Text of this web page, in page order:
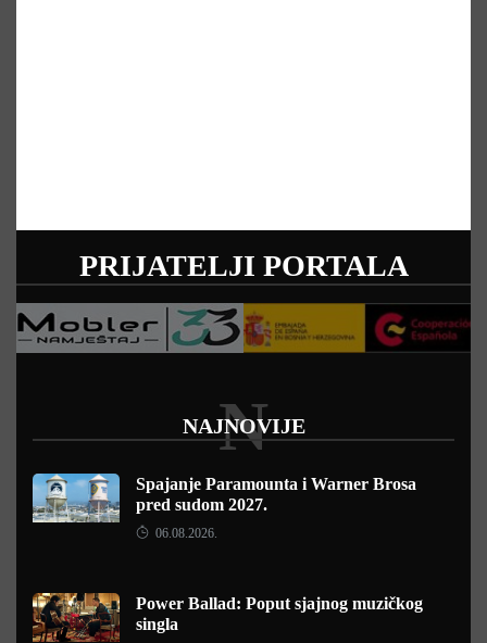
PRIJATELJI PORTALA
NAJNOVIJE
N
Spajanje Paramounta i Warner Brosa
pred sudom 2027.
06.08.2026.
Power Ballad: Poput sjajnog muzičkog
singla